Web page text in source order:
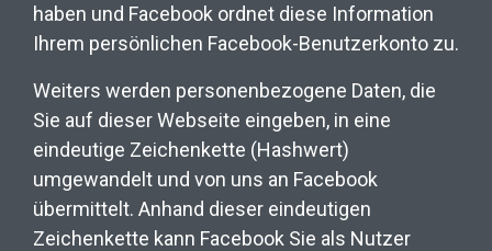
haben und Facebook ordnet diese Information
Ihrem persönlichen Facebook-Benutzerkonto zu.
Weiters werden personenbezogene Daten, die
Sie auf dieser Webseite eingeben, in eine
eindeutige Zeichenkette (Hashwert)
umgewandelt und von uns an Facebook
übermittelt. Anhand dieser eindeutigen
Zeichenkette kann Facebook Sie als Nutzer